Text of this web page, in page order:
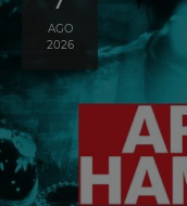
AGO
2026